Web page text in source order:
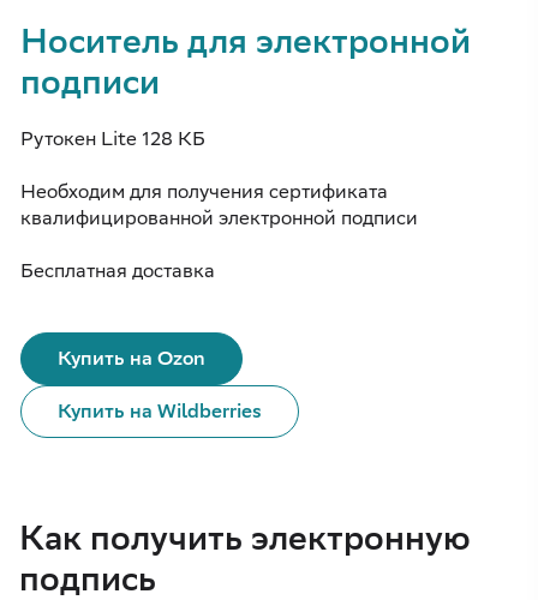
Носитель для электронной
подписи
Рутокен Lite 128 КБ
Необходим для получения сертификата
квалифицированной электронной подписи
Бесплатная доставка
Купить на Ozon
Купить на Wildberries
Как получить электронную
подпись